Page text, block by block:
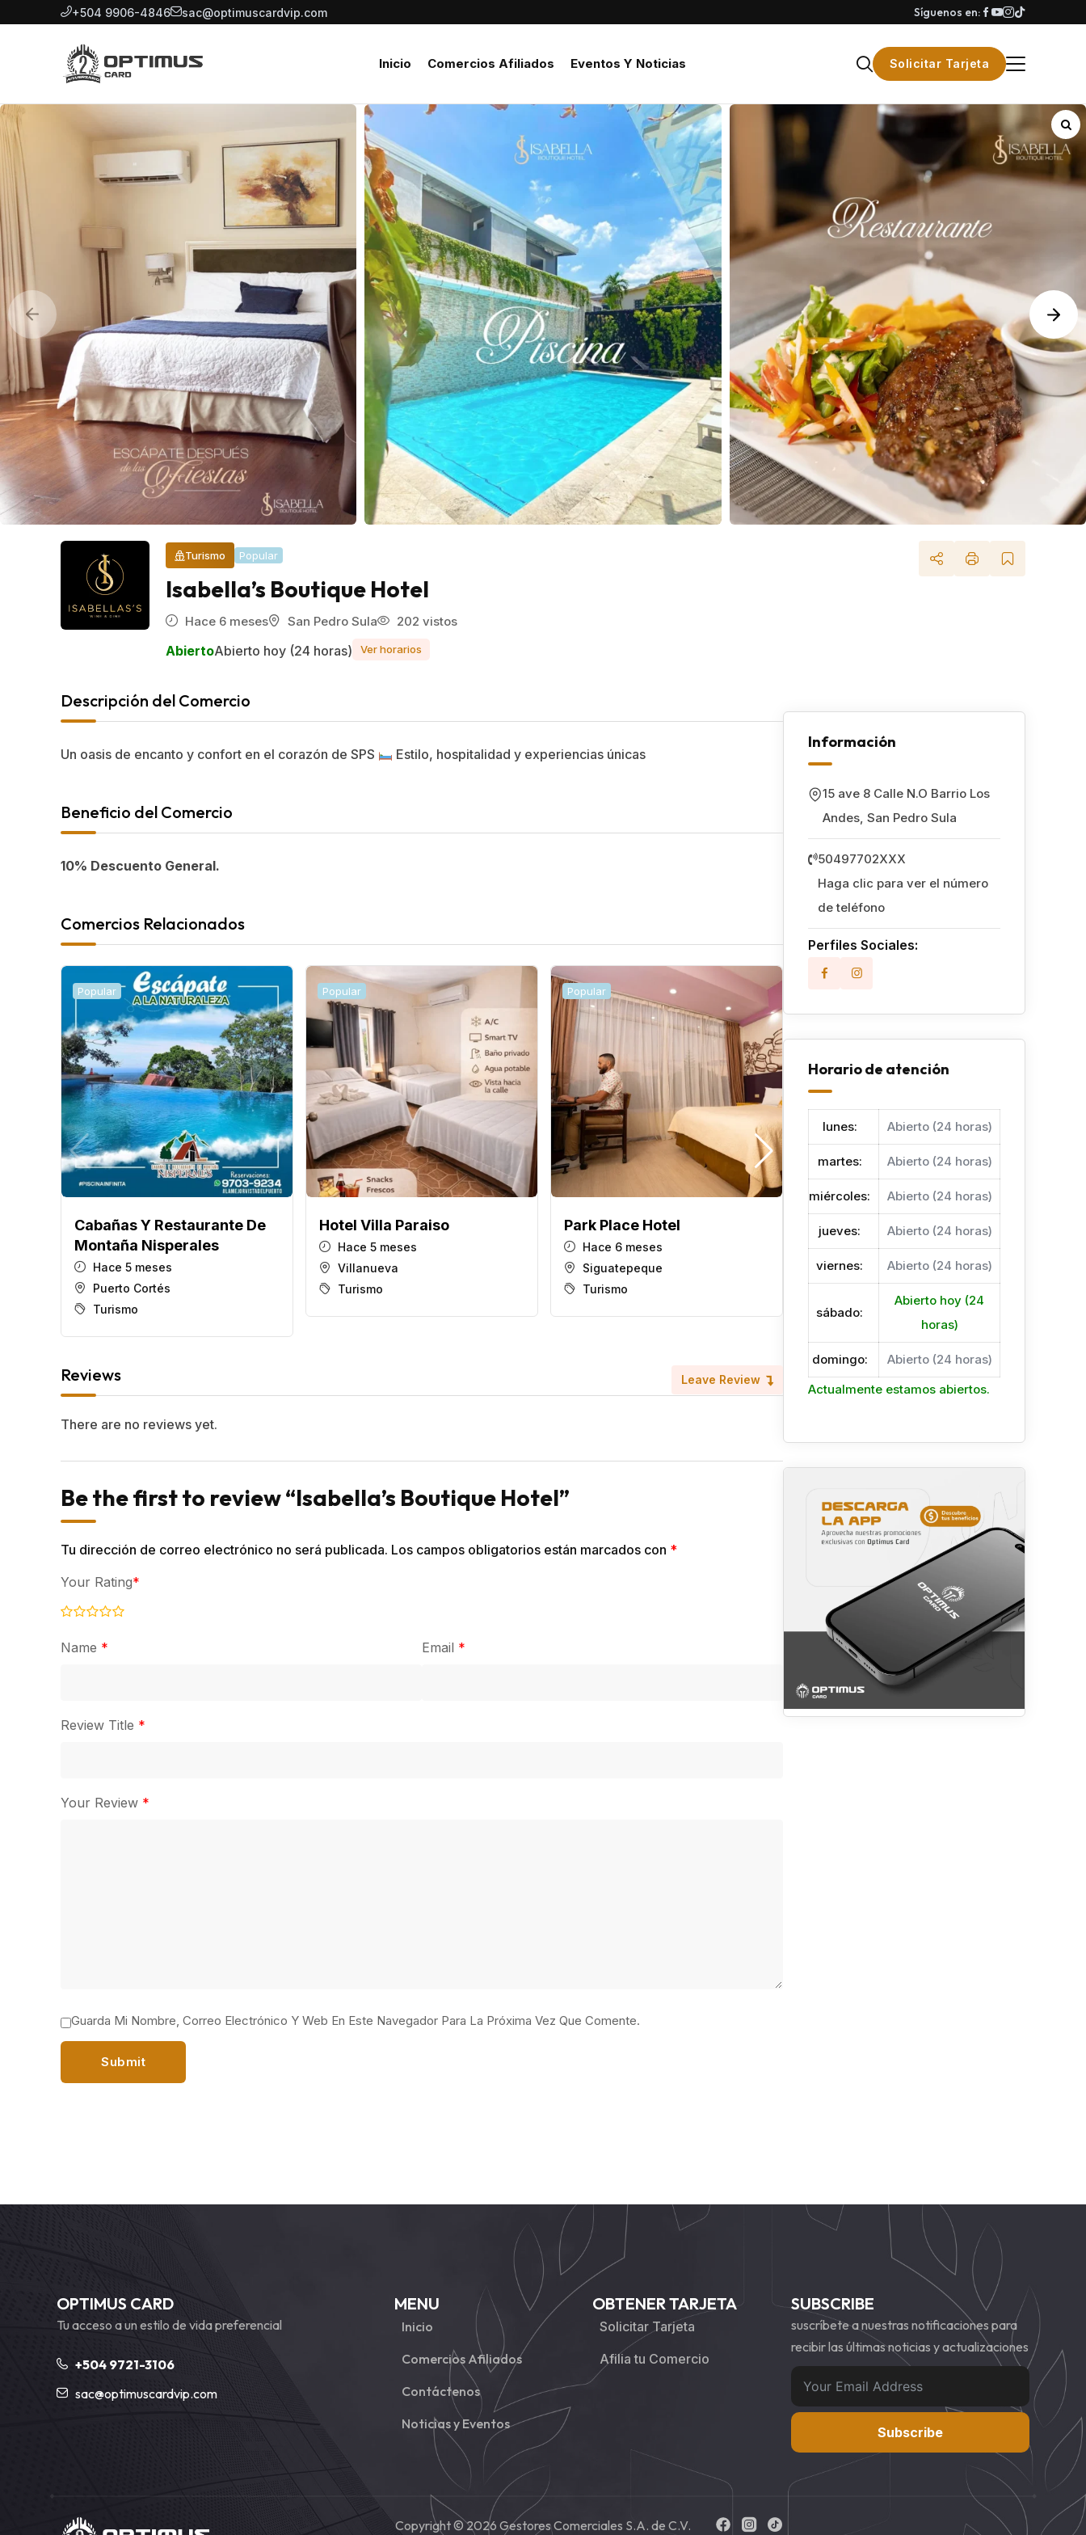
+504 9906-4846 sac@optimuscardvip.com Síguenos en:
Inicio Comercios Afiliados Eventos Y Noticias Solicitar Tarjeta
Turismo Popular
Isabella’s Boutique Hotel
Hace 6 meses San Pedro Sula 202 vistos
AbiertoAbierto hoy (24 horas) Ver horarios
Descripción del Comercio
Un oasis de encanto y confort en el corazón de SPS Estilo, hospitalidad y experiencias únicas
Beneficio del Comercio
10% Descuento General.
Comercios Relacionados
Popular
Cabañas Y Restaurante De
Montaña Nisperales
Hace 5 meses
Puerto Cortés
Turismo
Popular
Hotel Villa Paraiso
Hace 5 meses
Villanueva
Turismo
Popular
Park Place Hotel
Hace 6 meses
Siguatepeque
Turismo
SunSet Hut Hostal
Hace 6 meses
Omoa
Reviews Leave Review
There are no reviews yet.
Be the first to review “Isabella’s Boutique Hotel”
Tu dirección de correo electrónico no será publicada. Los campos obligatorios están marcados con *
Review Title *
Your Rating*
Your Review *
Name * Email *
Guarda Mi Nombre, Correo Electrónico Y Web En Este Navegador Para La Próxima Vez Que Comente.
Información
15 ave 8 Calle N.O Barrio Los
Andes, San Pedro Sula
50497702XXX
Haga clic para ver el número
de teléfono
Perfiles Sociales:
Horario de atención
lunes: Abierto (24 horas)
martes: Abierto (24 horas)
miércoles: Abierto (24 horas)
jueves: Abierto (24 horas)
viernes: Abierto (24 horas)
sábado:
Abierto hoy (24
horas)
domingo:
Abierto (24 horas)
Actualmente estamos abiertos.
OPTIMUS CARD
Tu acceso a un estilo de vida preferencial
+504 9721-3106
sac@optimuscardvip.com
MENU
Inicio
Comercios Afiliados
Contáctenos
Noticias y Eventos
OBTENER TARJETA
Solicitar Tarjeta
Afilia tu Comercio
SUBSCRIBE
suscríbete a nuestras notificaciones para
recibir las últimas noticias y actualizaciones
Subscribe
Copyright © 2026 Gestores Comerciales S.A. de C.V.